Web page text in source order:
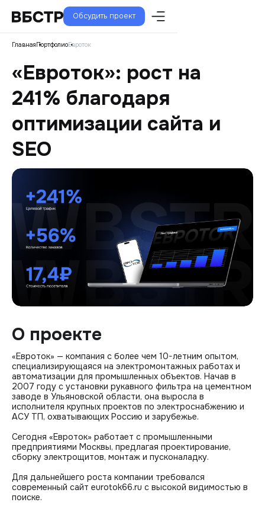
Обсудить проект
ГлавнаяПортфолиоЕвроток
«Евроток»: рост на
241% благодаря
оптимизации сайта и
SEO
О проекте
«Евроток» — компания с более чем 10-летним опытом,
специализирующаяся на электромонтажных работах и
автоматизации для промышленных объектов. Начав в
2007 году с установки рукавного фильтра на цементном
заводе в Ульяновской области, она выросла в
исполнителя крупных проектов по электроснабжению и
АСУ ТП, охватывающих Россию и зарубежье.
Сегодня «Евроток» работает с промышленными
предприятиями Москвы, предлагая проектирование,
сборку электрощитов, монтаж и пусконаладку.
Для дальнейшего роста компании требовался
современный сайт eurotok66.ru с высокой видимостью в
поиске.